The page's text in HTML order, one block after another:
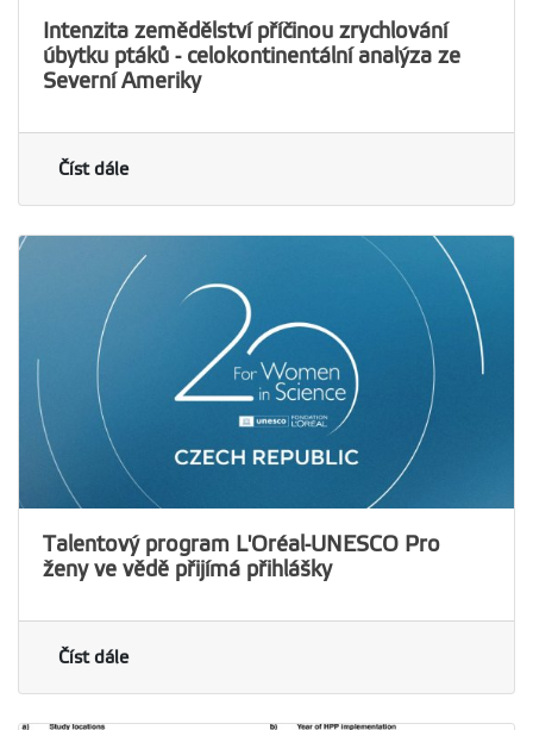
Intenzita zemědělství příčinou zrychlování
úbytku ptáků - celokontinentální analýza ze
Severní Ameriky
Číst dále
Talentový program L'Oréal-UNESCO Pro
ženy ve vědě přijímá přihlášky
Číst dále